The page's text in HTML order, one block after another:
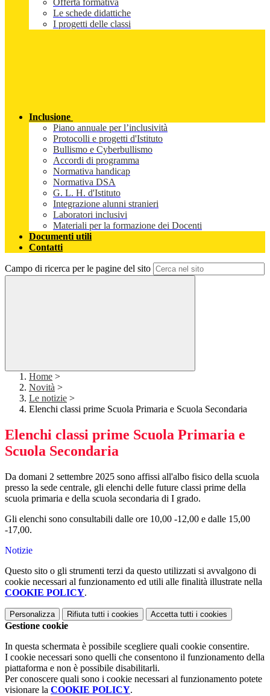
Offerta formativa
Le schede didattiche
I progetti delle classi
Inclusione
Piano annuale per l’inclusività
Protocolli e progetti d'Istituto
Bullismo e Cyberbullismo
Accordi di programma
Normativa handicap
Normativa DSA
G. L. H. d'Istituto
Integrazione alunni stranieri
Laboratori inclusivi
Materiali per la formazione dei Docenti
Documenti utili
Contatti
Campo di ricerca per le pagine del sito
Home >
Novità >
Le notizie >
Elenchi classi prime Scuola Primaria e Scuola Secondaria
Elenchi classi prime Scuola Primaria e
Scuola Secondaria
Da domani 2 settembre 2025 sono affissi all'albo fisico della scuola
presso la sede centrale, gli elenchi delle future classi prime della
scuola primaria e della scuola secondaria di I grado.
Gli elenchi sono consultabili dalle ore 10,00 -12,00 e dalle 15,00
-17,00.
Notizie
Questo sito o gli strumenti terzi da questo utilizzati si avvalgono di
cookie necessari al funzionamento ed utili alle finalità illustrate nella
COOKIE POLICY.
Personalizza Rifiuta tutti i cookies Accetta tutti i cookies
Gestione cookie
In questa schermata è possibile scegliere quali cookie consentire.
I cookie necessari sono quelli che consentono il funzionamento della
piattaforma e non è possibile disabilitarli.
Per conoscere quali sono i cookie necessari al funzionamento potete
visionare la COOKIE POLICY.